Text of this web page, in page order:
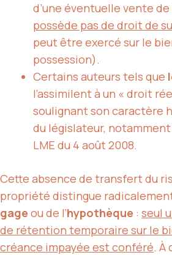
d’une éventuelle vente
possède pas de droit de
peut être exercé sur le
possession).
Certains auteurs tels que
l’assimilent à un « droit
soulignant son caractère
du législateur,
LME du 4 août 2008.
Cette absence de transfert du
propriété distingue
gage ou de l’hypothèque : seul
de rétention temporaire sur le
créance impayée est conféré. À